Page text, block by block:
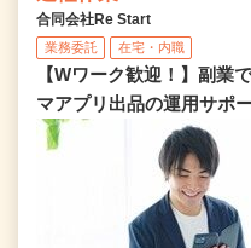
合同会社Re Start
業務委託 在宅・内職
【Wワーク歓迎！】副業
マアプリ出品の運用サポ